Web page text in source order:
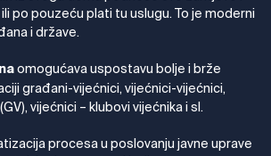
po pouzeću plati tu uslugu. To je moderni
i države.
omogućava uspostavu bolje i brže
građani-vijećnici, vijećnici-vijećnici,
vijećnici – klubovi vijećnika i sl.
procesa u poslovanju javne uprave